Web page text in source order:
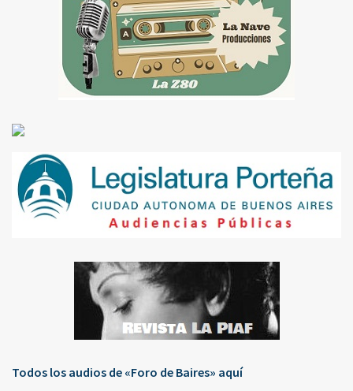
Todos los audios de «Foro de Baires» aquí